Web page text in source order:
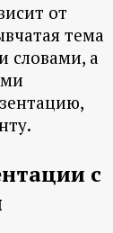
от
тема
словами, а
с